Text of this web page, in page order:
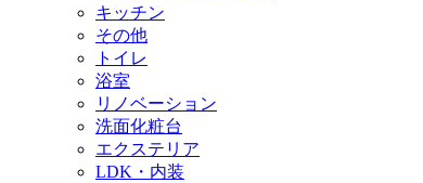
キッチン
その他
トイレ
浴室
リノベーション
洗面化粧台
エクステリア
LDK・内装